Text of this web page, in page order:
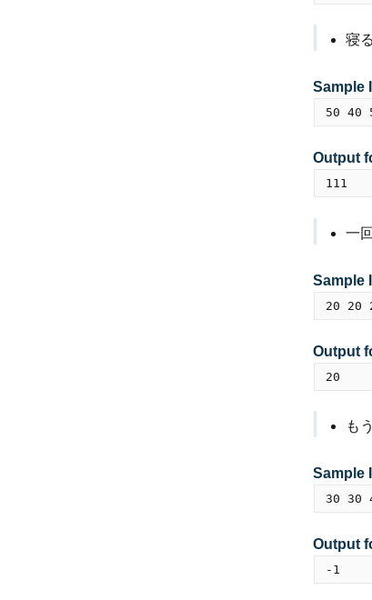
寝
Sample
Output
一
Sample
Output
も
Sample
Output